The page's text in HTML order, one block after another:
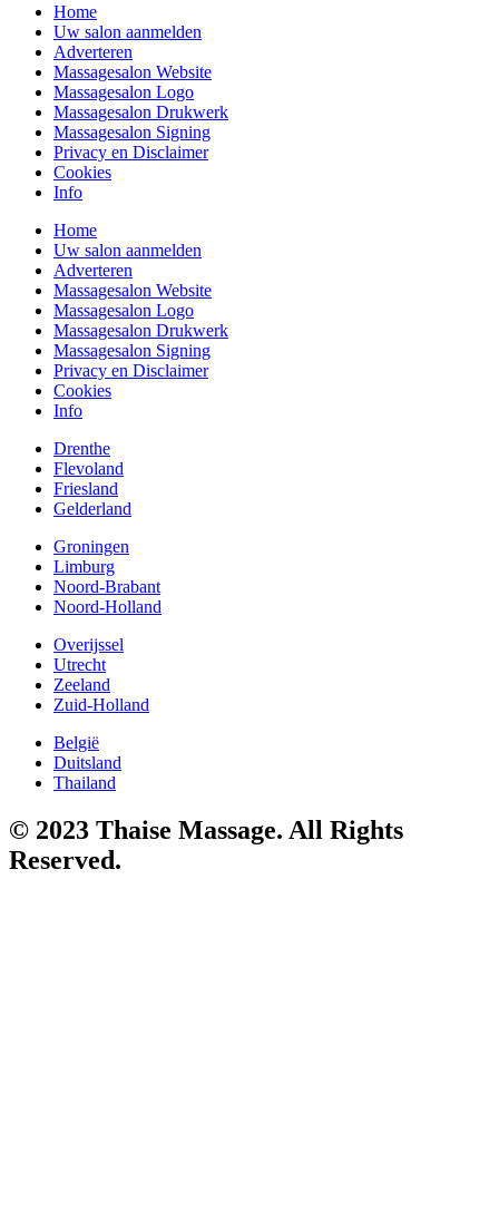
Home
Uw salon aanmelden
Adverteren
Massagesalon Website
Massagesalon Logo
Massagesalon Drukwerk
Massagesalon Signing
Privacy en Disclaimer
Cookies
Info
Home
Uw salon aanmelden
Adverteren
Massagesalon Website
Massagesalon Logo
Massagesalon Drukwerk
Massagesalon Signing
Privacy en Disclaimer
Cookies
Info
Drenthe
Flevoland
Friesland
Gelderland
Groningen
Limburg
Noord-Brabant
Noord-Holland
Overijssel
Utrecht
Zeeland
Zuid-Holland
België
Duitsland
Thailand
© 2023 Thaise Massage. All Rights
Reserved.